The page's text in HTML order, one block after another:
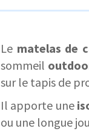
Le matelas de
sommeil
sur le tapis de
Il apporte une
ou une longue